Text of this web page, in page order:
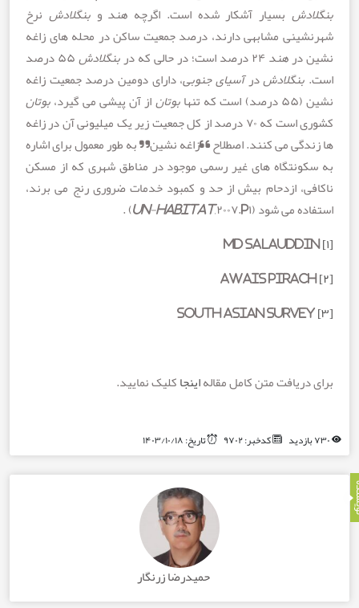
بسیار آشکار شده است. اگرچههندو بنگلادشنرخ
مشابهی دارند، درصد جمعیت ساکن در محله های زاغه
هند۲۴ درصد است؛ در حالی که در بنگلادش
۵۵ درصد
بنگلادشدرآسیای جنوبی، دارای دومین درصد جمعیت زاغه
بوتاناز آن پیشی می گیرد، بوتان
کشوری است که ۷۰ درصد از کل جمعیت زیر یک میلیونی آن در زاغه
می کنند. اصطلاح “زاغه نشین” به طور معمول برای اشاره
های غیر رسمی موجود در مناطق شهری که از مسکن
ازدحام بیش از حد و کمبود خدمات ضروری رنج می برند،
می شود (
UN-Habitat,۲۰۰۷.P۱) .
متن کامل مقاله اینجا کلیک نمایید.
کدخبر: ۹۷۰۲ تاریخ: ۱۴۰۳/۱۰/۱۸
حمیدرضا زرنگار